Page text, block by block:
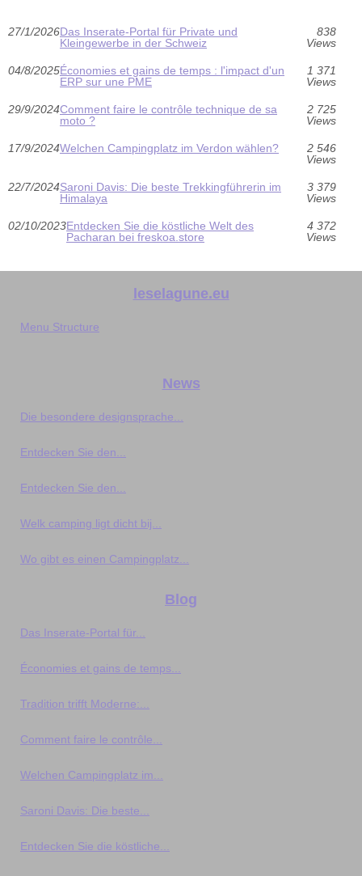
27/1/2026Das Inserate‑Portal für Private und
Kleingewerbe in der Schweiz
838
Views
04/8/2025Économies et gains de temps : l'impact d'un
ERP sur une PME
1 371
Views
29/9/2024Comment faire le contrôle technique de sa
moto ?
2 725
Views
17/9/2024Welchen Campingplatz im Verdon wählen?
2 546
Views
22/7/2024Saroni Davis: Die beste Trekkingführerin im
Himalaya
3 379
Views
02/10/2023Entdecken Sie die köstliche Welt des
Pacharan bei freskoa.store
4 372
Views
leselagune.eu
Menu Structure
News
Die besondere designsprache...
Entdecken Sie den...
Entdecken Sie den...
Welk camping ligt dicht bij...
Wo gibt es einen Campingplatz...
Blog
Das Inserate‑Portal für...
Économies et gains de temps...
Tradition trifft Moderne:...
Comment faire le contrôle...
Welchen Campingplatz im...
Saroni Davis: Die beste...
Entdecken Sie die köstliche...